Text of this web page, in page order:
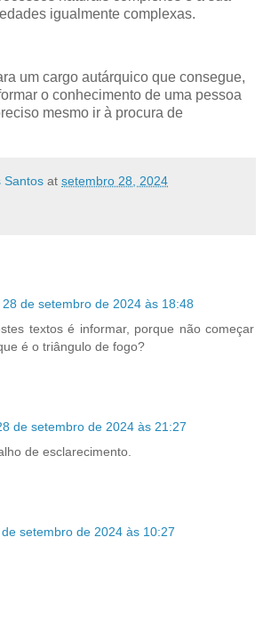
igualmente complexas.
um cargo autárquico que consegue,
o conhecimento de uma pessoa
mesmo ir à procura de
Santos at setembro 28, 2024
28 de setembro de 2024 às 18:48
textos é informar, porque não começar
é o triângulo de fogo?
de setembro de 2024 às 21:27
de esclarecimento.
de setembro de 2024 às 10:27